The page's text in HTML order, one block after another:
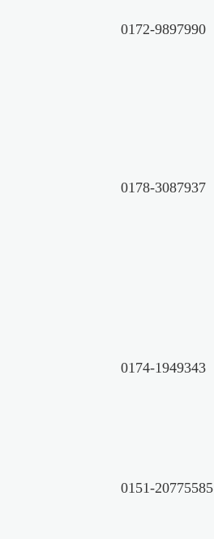
0172-9897990
0178-3087937
0174-1949343
0151-20775585